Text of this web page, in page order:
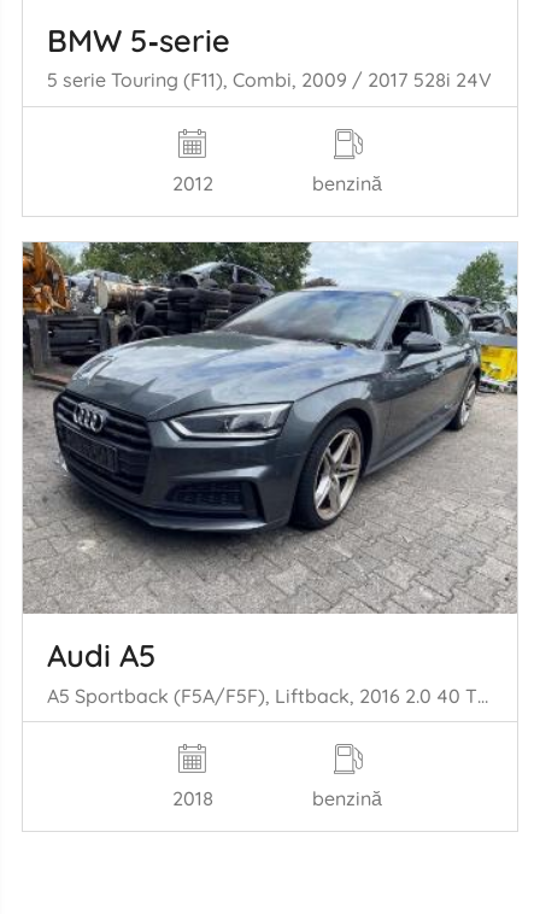
BMW 5‑serie
5 serie Touring (F11), Combi, 2009 / 2017 528i 24V
2012 benzină
Audi A5
A5 Sportback (F5A/F5F), Liftback, 2016 2.0 40 TFSI Mild Hybrid 16V
2018 benzină